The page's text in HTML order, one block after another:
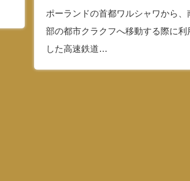
ポーランドの首都ワルシャワから、
部の都市クラクフへ移動する際に利
した高速鉄道…